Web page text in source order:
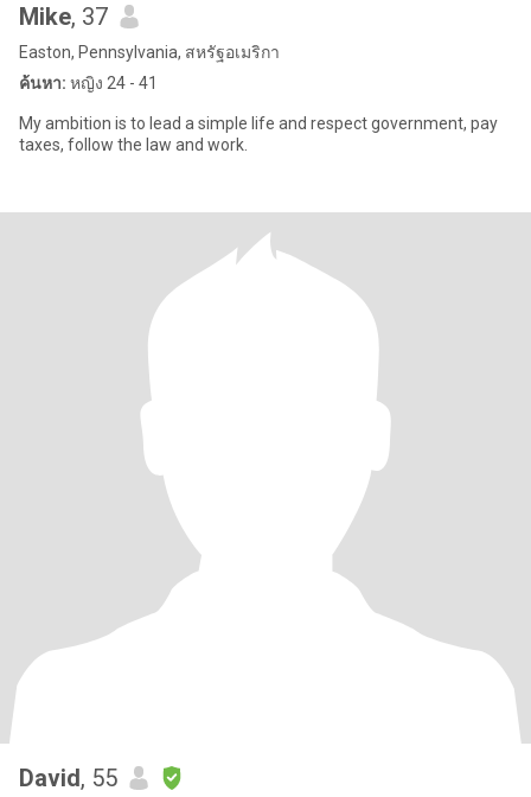
Mike, 37
Easton, Pennsylvania, สหรัฐอเมริกา
ค้นหา: หญิง 24 - 41
My ambition is to lead a simple life and respect government, pay
taxes, follow the law and work.
David, 55